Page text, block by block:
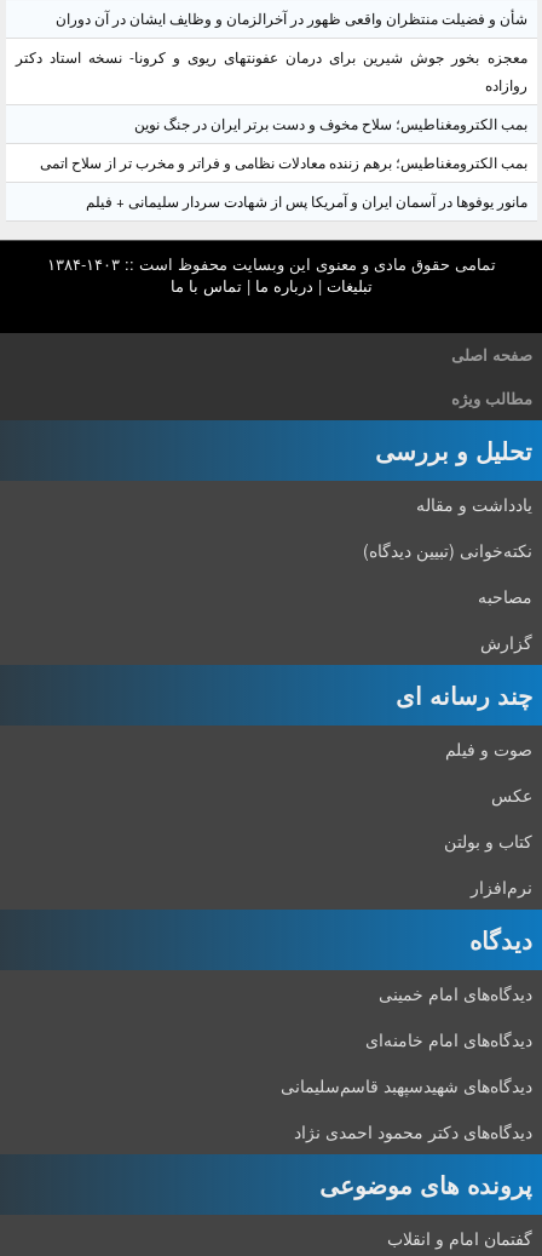
شأن و فضیلت منتظران واقعی ظهور در آخرالزمان و وظایف ایشان در آن دوران
معجزه بخور جوش شیرین برای درمان عفونتهای ریوی و کرونا- نسخه استاد دکتر
روازاده
بمب الکترومغناطیس؛ سلاح مخوف و دست برتر ایران در جنگ نوین
بمب الکترومغناطیس؛ برهم زننده معادلات نظامی و فراتر و مخرب تر از سلاح اتمی
مانور یوفوها در آسمان ایران و آمریکا پس از شهادت سردار سلیمانی + فیلم
تمامی حقوق مادی و معنوی این وبسایت محفوظ است :: ۱۴۰۳-۱۳۸۴
تبلیغات | درباره ما |تماس با ما
صفحه اصلی
مطالب ویژه
تحلیل و بررسی
یادداشت و مقاله
نکته‌خوانی (تبیین دیدگاه)
مصاحبه
گزارش
چند رسانه ای
صوت و فیلم
عکس
کتاب و بولتن
نرم‌افزار
دیدگاه‌
دیدگاه‌های امام خمینی
دیدگاه‌های امام خامنه‌ای
دیدگاه‌های شهید‌سپهبد قاسم‌سلیمانی
دیدگاه‌های دکتر محمود احمدی نژاد
پرونده های موضوعی
گفتمان امام و انقلاب